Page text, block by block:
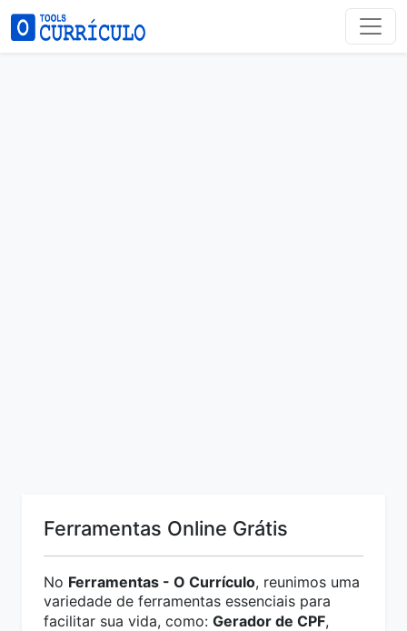
Ferramentas Online Grátis
No Ferramentas - O Currículo, reunimos uma
variedade de ferramentas essenciais para
facilitar sua vida, como: Gerador de CPF,